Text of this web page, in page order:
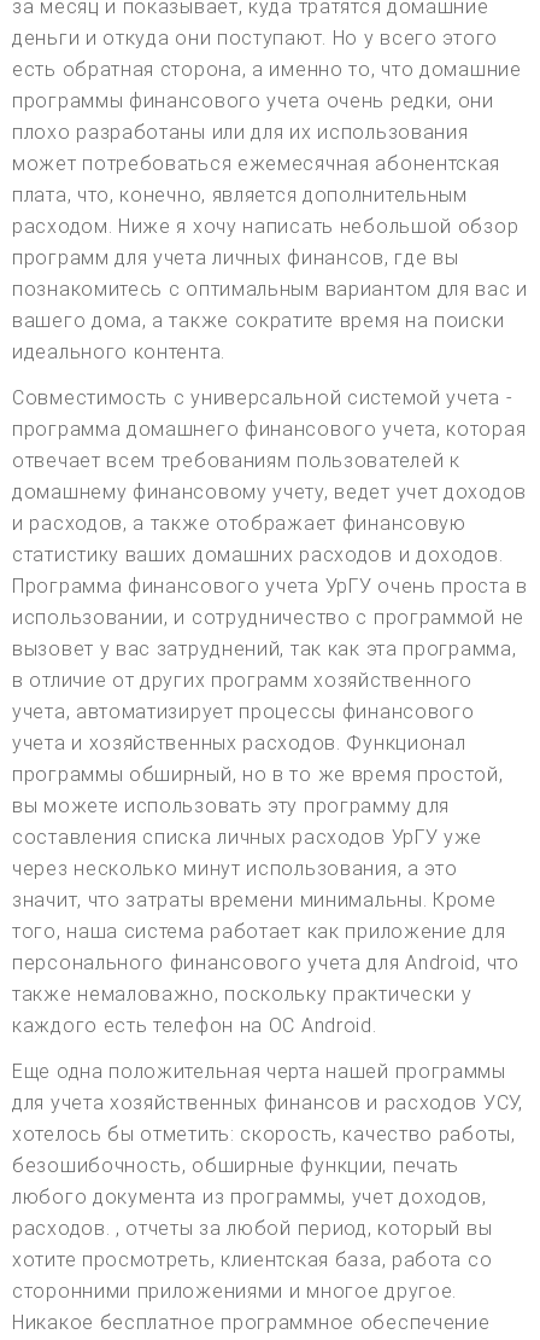
за месяц и показывает, куда тратятся домашние
деньги и откуда они поступают. Но у всего этого
есть обратная сторона, а именно то, что домашние
программы финансового учета очень редки, они
плохо разработаны или для их использования
может потребоваться ежемесячная абонентская
плата, что, конечно, является дополнительным
расходом. Ниже я хочу написать небольшой обзор
программ для учета личных финансов, где вы
познакомитесь с оптимальным вариантом для вас и
вашего дома, а также сократите время на поиски
идеального контента.
Совместимость с универсальной системой учета -
программа домашнего финансового учета, которая
отвечает всем требованиям пользователей к
домашнему финансовому учету, ведет учет доходов
и расходов, а также отображает финансовую
статистику ваших домашних расходов и доходов.
Программа финансового учета УрГУ очень проста в
использовании, и сотрудничество с программой не
вызовет у вас затруднений, так как эта программа,
в отличие от других программ хозяйственного
учета, автоматизирует процессы финансового
учета и хозяйственных расходов. Функционал
программы обширный, но в то же время простой,
вы можете использовать эту программу для
составления списка личных расходов УрГУ уже
через несколько минут использования, а это
значит, что затраты времени минимальны. Кроме
того, наша система работает как приложение для
персонального финансового учета для Android, что
также немаловажно, поскольку практически у
каждого есть телефон на ОС Android.
Еще одна положительная черта нашей программы
для учета хозяйственных финансов и расходов УСУ,
хотелось бы отметить: скорость, качество работы,
безошибочность, обширные функции, печать
любого документа из программы, учет доходов,
расходов. , отчеты за любой период, который вы
хотите просмотреть, клиентская база, работа со
сторонними приложениями и многое другое.
Никакое бесплатное программное обеспечение